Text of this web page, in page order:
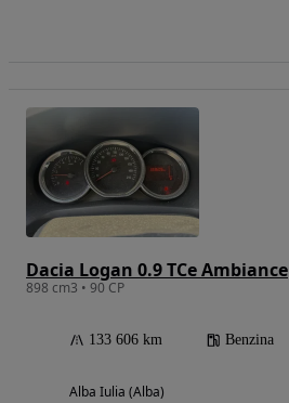
Dacia Logan 0.9 TCe Ambiance
898 cm3 • 90 CP
133 606 km Benzina
Alba Iulia (Alba)